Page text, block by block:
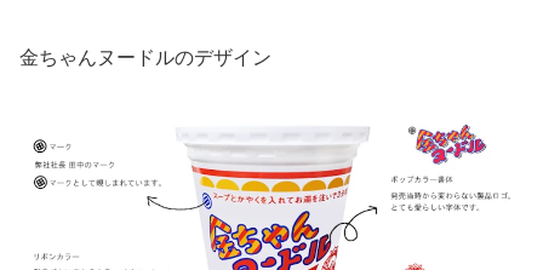
金ちゃんヌードルのデザイン